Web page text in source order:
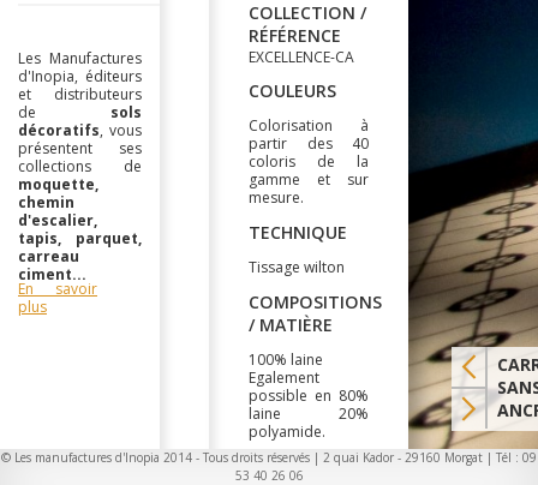
Les Manufactures
d'Inopia, éditeurs
et distributeurs
de sols
décoratifs, vous
présentent ses
collections de
moquette,
chemin
d'escalier,
tapis, parquet,
carreau
ciment...
En savoir
plus
COLLECTION /
RÉFÉRENCE
EXCELLENCE-CA
COULEURS
Colorisation à
partir des 40
coloris de la
gamme et sur
mesure.
TECHNIQUE
Tissage wilton
COMPOSITIONS
/ MATIÈRE
100% laine
Egalement
possible en 80%
laine 20%
polyamide.
LARGEUR
© Les manufactures d'Inopia 2014 - Tous droits réservés | 2 quai Kador - 29160 Morgat | Tél : 09
53 40 26 06